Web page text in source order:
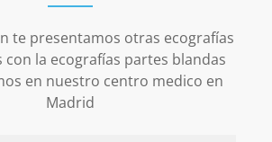
te presentamos otras ecografías
con la ecografías partes blandas
en nuestro centro medico en
Madrid